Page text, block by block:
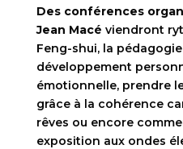
Des conférences
Jean Macé viendront
Feng-shui, la
développement
émotionnelle, prendre
grâce à la cohérence
rêves ou encore
exposition aux ondes